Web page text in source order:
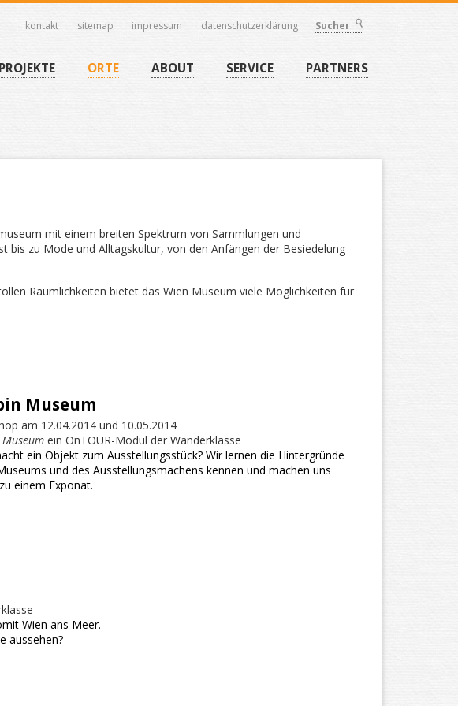
PROJEKTE ORTE ABOUT SERVICE PARTNERS
kontakt sitemap impressum datenschutzerklärung
mit einem breiten Spektrum von Sammlungen und
bis zu Mode und Alltagskultur, von den Anfängen der Besiedelung
Räumlichkeiten bietet das Wien Museum viele Möglichkeiten für
Museum
am 12.04.2014 und 10.05.2014
einOnTOUR-Modul der Wanderklasse
ein Objekt zum Ausstellungsstück? Wir lernen die Hintergründe
und des Ausstellungsmachens kennen und machen uns
einem Exponat.
Wien ans Meer.
aussehen?